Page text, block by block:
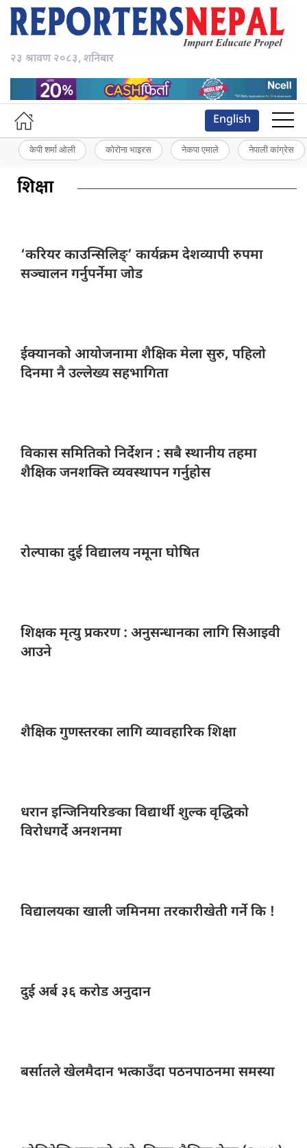
२३ श्रावण २०८३, शनिबार
English
केपी शर्मा ओली कोरोना भाइरस नेकपा एमाले नेपाली कांग्रेस
शिक्षा
‘करियर काउन्सिलिङ्’ कार्यक्रम देशव्यापी रुपमा
सञ्चालन गर्नुपर्नेमा जोड
ईक्यानको आयोजनामाशैक्षिक मेला सुरु, पहिलो
दिनमा नै उल्लेख्य सहभागिता
विकास समितिकोनिर्देशन : सबै स्थानीय तहमा
शैक्षिक जनशक्ति व्यवस्थापन गर्नुहोस
रोल्पाका दुईविद्यालय नमूना घोषित
शिक्षक मृत्युप्रकरण : अनुसन्धानका लागि सिआइवी
आउने
शैक्षिक गुणस्तरकालागि व्यावहारिक शिक्षा
धरान इन्जिनियरिङकाविद्यार्थी शुल्क वृद्धिको
विरोधगर्दे अनशनमा
विद्यालयका खालीजमिनमा तरकारीखेती गर्ने कि !
दुई अर्ब३६ करोड अनुदान
बर्सातले खेलमैदानभत्काउँदा पठनपाठनमा समस्या